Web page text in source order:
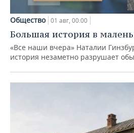
Общество 01 авг, 00:00
Большая история в
«Все наши вчера» Наталии
история незаметно разрушает